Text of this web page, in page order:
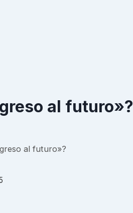
al futuro»?
al futuro»?